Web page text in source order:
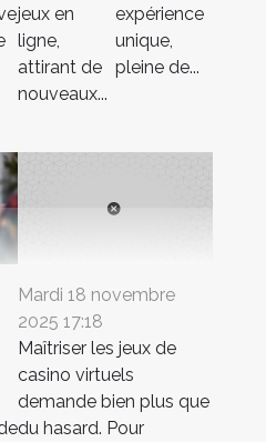
jeux en
ligne,
attirant de
nouveaux...
expérience
unique,
pleine de...
Mardi 18 novembre
2025 17:18
Maîtriser les jeux de
casino virtuels
demande bien plus que
du hasard. Pour